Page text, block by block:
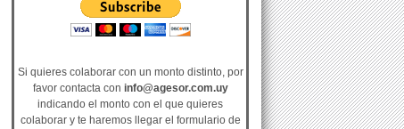
Si quieres colaborar con un monto distinto, por
favor contacta con info@agesor.com.uy
indicando el monto con el que quieres
colaborar y te haremos llegar el formulario de